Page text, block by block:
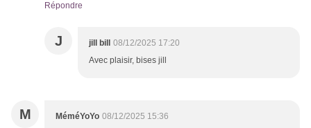
Répondre
J jill bill
08/12/2025 17:20
Avec plaisir, bises jill
M MéméYoYo 08/12/2025 15:36